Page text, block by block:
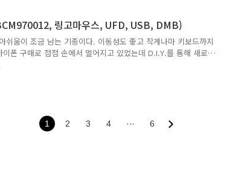
처음 설치..
링고마우스, UFD, USB, DMB)
움이 조금 남는 기종이다. 이동성도 좋고 작게나마 키보드까지
폰 구매로 점점 손에서 멀어지고 있었는데 D.I.Y.를 통해 새로
장착으로 속도 극대화 (진행 완료). => 리뷰 진행 중 (50%)
장착 (진행 완료) => 리뷰 진행 중 (1%) 3. USB Type
1 2 3 4 ··· 6